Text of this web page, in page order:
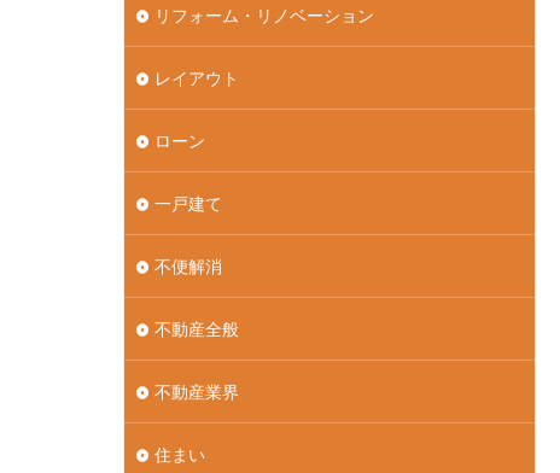
リフォーム・リノベーション
レイアウト
ローン
一戸建て
不便解消
不動産全般
不動産業界
住まい